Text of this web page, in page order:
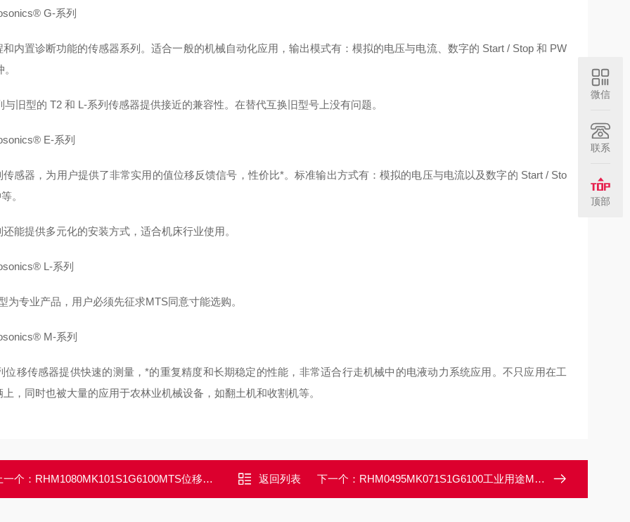
G-系列
和内置诊断功能的传感器系列。适合一般的机械自动化应用，输出模式有：模拟的电压与电流、数字的 Start / Stop 和 PW
与旧型的 T2 和 L-系列传感器提供接近的兼容性。在替代互换旧型号上没有问题。
E-系列
传感器，为用户提供了非常实用的值位移反馈信号，性价比*。标准输出方式有：模拟的电压与电流以及数字的 Start / Sto
。
还能提供多元化的安装方式，适合机床行业使用。
L-系列
为专业产品，用户必须先征求MTS同意寸能选购。
M-系列
位移传感器提供快速的测量，*的重复精度和长期稳定的性能，非常适合行走机械中的电液动力系统应用。不只应用在工
上，同时也被大量的应用于农林业机械设备，如翻土机和收割机等。
一个： RHM1080MK101S1G6100MTS位移传感器MTS上海桂伦冯工 返回列表 下一个： RHM0495MK071S1G6100工业用途MTS美特斯R系列位移传感器
微信
联系
顶部